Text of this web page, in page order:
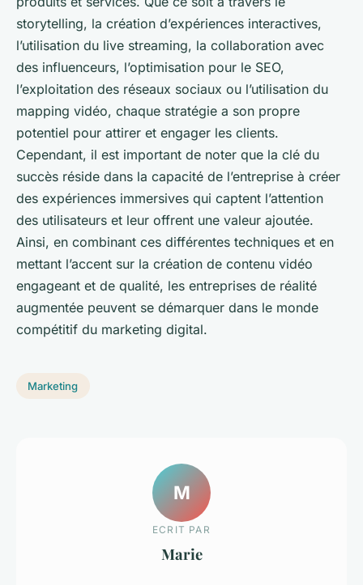
storytelling, la création d’expériences interactives,
l’utilisation du live streaming, la collaboration avec
des influenceurs, l’optimisation pour le SEO,
l’exploitation des réseaux sociaux ou l’utilisation du
mapping vidéo, chaque stratégie a son propre
potentiel pour attirer et engager les clients.
Cependant, il est important de noter que la clé du
succès réside dans la capacité de l’entreprise à créer
des expériences immersives qui captent l’attention
des utilisateurs et leur offrent une valeur ajoutée.
Ainsi, en combinant ces différentes techniques et en
mettant l’accent sur la création de contenu vidéo
engageant et de qualité, les entreprises de réalité
augmentée peuvent se démarquer dans le monde
compétitif du marketing digital.
Marketing
M
ECRIT PAR
Marie